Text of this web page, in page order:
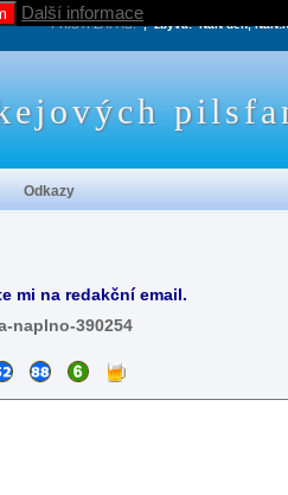
mi na redakční email.
naplno-390254
PRÍŠTÍ ZÁPAS:, zbývá:NaN den,
Odkazy
Další informace